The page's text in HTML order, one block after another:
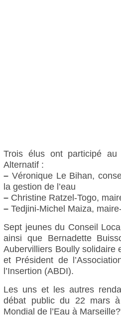
Trois élus ont participé
Alternatif :
– Véronique Le Bihan,
la gestion de l’eau
– Christine Ratzel-Togo,
– Tedjini-Michel Maiza,
Sept jeunes du Conseil
ainsi que Bernadette
Aubervilliers Boully solidaire
et Président de
l’Insertion (ABDI).
Les uns et les autres
débat public du 22 mars
Mondial de l’Eau à